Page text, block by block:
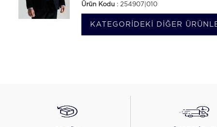
Ürün Kodu : 254907|010
KATEGORIDEKI DIĞER